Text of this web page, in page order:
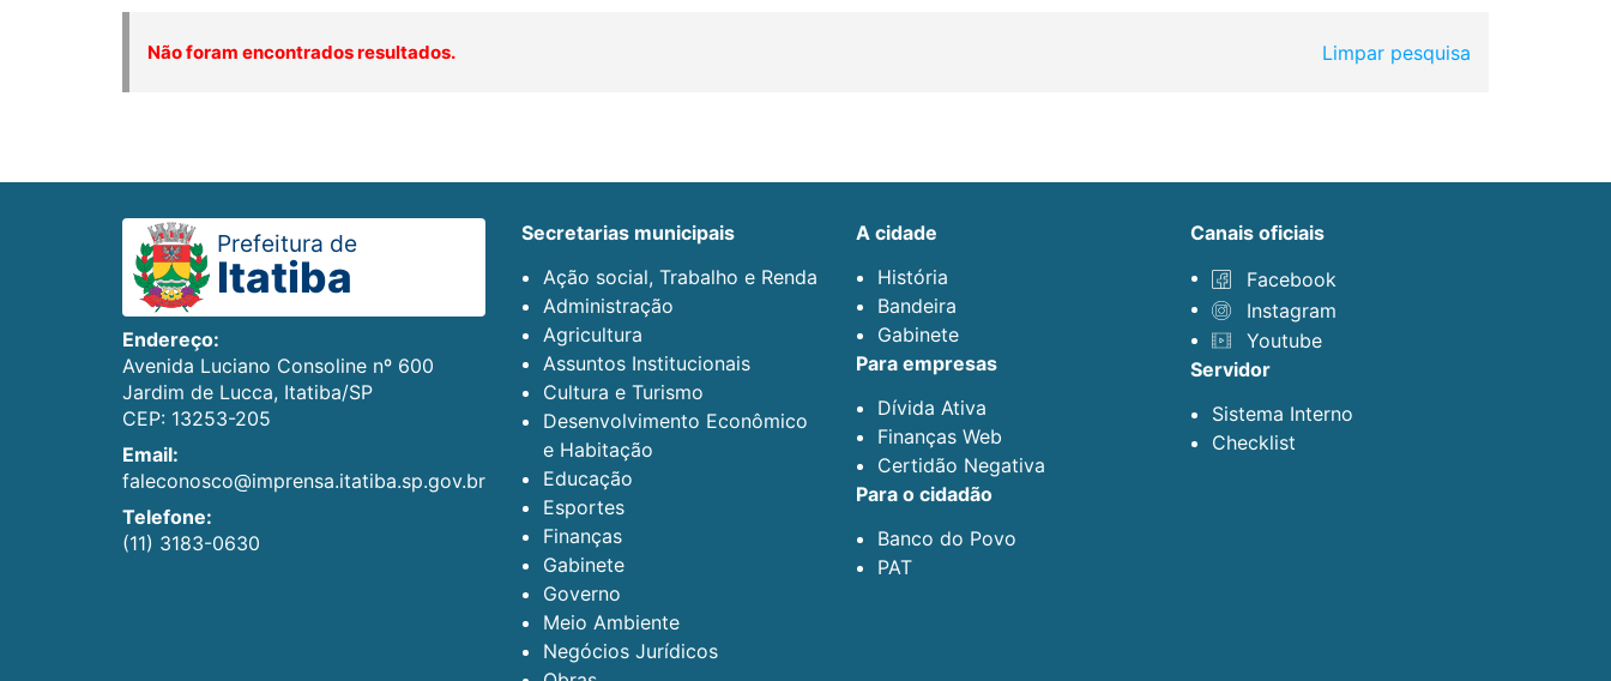
Não foram encontrados resultados. Limpar pesquisa
Prefeitura de
Itatiba
Endereço:
Avenida Luciano Consoline nº 600
Jardim de Lucca, Itatiba/SP
CEP: 13253-205
Email:
faleconosco@imprensa.itatiba.sp.gov.br
Telefone:
(11) 3183-0630
secretarias municipais
Ação social, Trabalho e Renda
Administração
Agricultura
Assuntos Institucionais
Cultura e Turismo
Desenvolvimento Econômico
e Habitação
Educação
Esportes
Finanças
Gabinete
Governo
Meio Ambiente
Negócios Jurídicos
a cidade
História
Bandeira
Gabinete
para empresas
Dívida Ativa
Finanças Web
Certidão Negativa
para o cidadão
Banco do Povo
PAT
canais oficiais
Facebook
Instagram
Youtube
servidor
Sistema Interno
Checklist